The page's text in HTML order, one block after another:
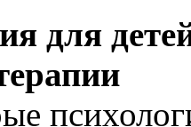
для